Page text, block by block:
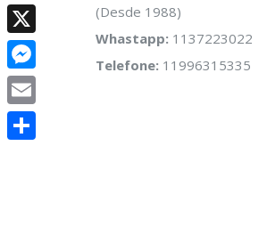
(Desde 1988)
Whastapp: 1137223022
Telefone: 11996315335
Telegram
X
Messenger
Email